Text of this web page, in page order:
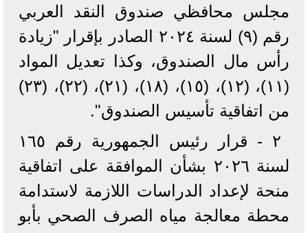
مجلس محافظي صندوق النقد العربي
رقم (٩) لسنة ٢٠٢٤ الصادر بإقرار "زيادة
رأس مال الصندوق، وكذا تعديل المواد
(١١)، (١٢)، (١٥)، (١٨)، (٢١)، (٢٢)، (٢٣)
من اتفاقية تأسيس الصندوق".
٢ - قرار رئيس الجمهورية رقم ١٦٥
لسنة ٢٠٢٦ بشأن الموافقة على اتفاقية
منحة لإعداد الدراسات اللازمة لاستدامة
محطة معالجة مياه الصرف الصحي بأبو